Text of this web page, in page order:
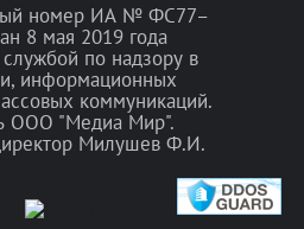
номер ИА № ФС77–
8 мая 2019 года
по надзору в
информационных
коммуникаций.
ООО "Медиа Мир".
Милушев Ф.И.